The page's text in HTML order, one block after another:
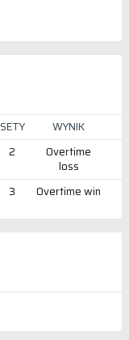
SETY
WYNIK
2
Overtime
loss
3 Overtime win